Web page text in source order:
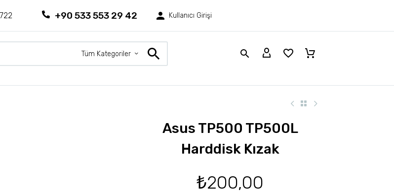
+90 533 553 29 42 Kullanıcı Girişi
Tüm Kategoriler
Asus TP500 TP500L
Harddisk Kızak
₺200,00